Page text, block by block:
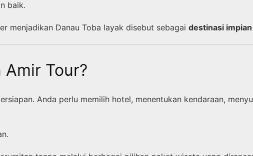
baik.
menjadikan Danau Toba layak disebut sebagai destinasi
Tour?
Anda perlu memilih hotel, menentukan kendaraan,